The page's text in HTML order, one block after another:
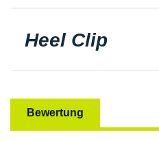
Heel Clip
Bewertung